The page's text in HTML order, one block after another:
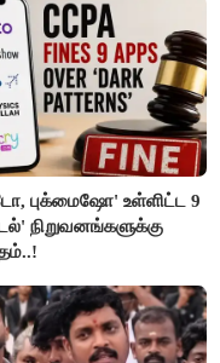
புக்மைஷோ' உள்ளிட்ட 9
நிறுவனங்களுக்கு